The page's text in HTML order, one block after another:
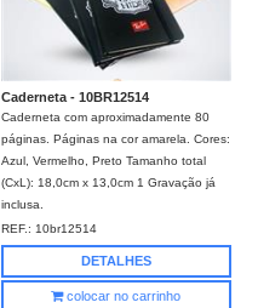
Caderneta - 10BR12514
Caderneta com aproximadamente 80
páginas. Páginas na cor amarela. Cores:
Azul, Vermelho, Preto Tamanho total
(CxL): 18,0cm x 13,0cm 1 Gravação já
inclusa.
REF.: 10br12514
DETALHES
colocar no carrinho